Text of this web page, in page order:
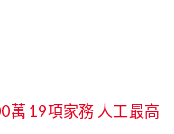
萬 19項家務 人工最高